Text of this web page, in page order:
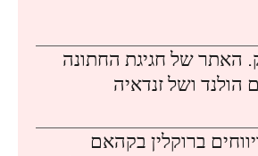
האתר של חגיגת החתונה
הולנד ושל זנדאיה
ברוקלין בקהאם